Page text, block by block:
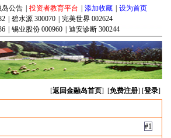
岛公告 投资者教育平台 添加收藏
设为首页
碧水源 300070
完美世界 002624
锡业股份 000960 迪安诊断 300244
[返回金融岛首页] [免费注册] [登录]
#1